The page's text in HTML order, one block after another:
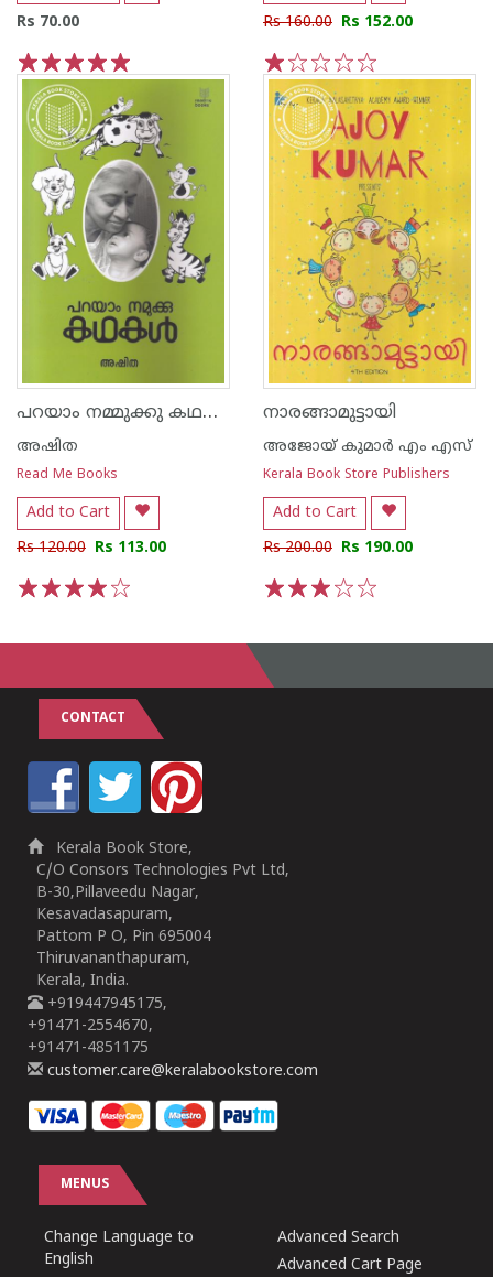
Rs 70.00
5
4
3
2
1
Rs 160.00 Rs 152.00
5
4
3
2
1
പറയാം നമ്മുക്കു കഥകള്‍
അഷിത
Read Me Books
Add to Cart
Rs 120.00 Rs 113.00
നാരങ്ങാമുട്ടായി
അജോയ് കുമാര്‍ എം എസ്
Kerala Book Store Publishers
Add to Cart
Rs 200.00 Rs 190.00
CONTACT
Kerala Book Store,
C/O Consors Technologies Pvt Ltd,
B-30,Pillaveedu Nagar,
Kesavadasapuram,
Pattom P O, Pin 695004
Thiruvananthapuram,
Kerala, India.
+919447945175,
+91471-2554670,
+91471-4851175
customer.care@keralabookstore.com
MENUS
Change Language to
English
Advanced Search
Advanced Cart Page